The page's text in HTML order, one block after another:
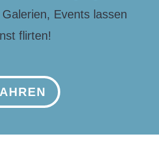
Events lassen
flirten!